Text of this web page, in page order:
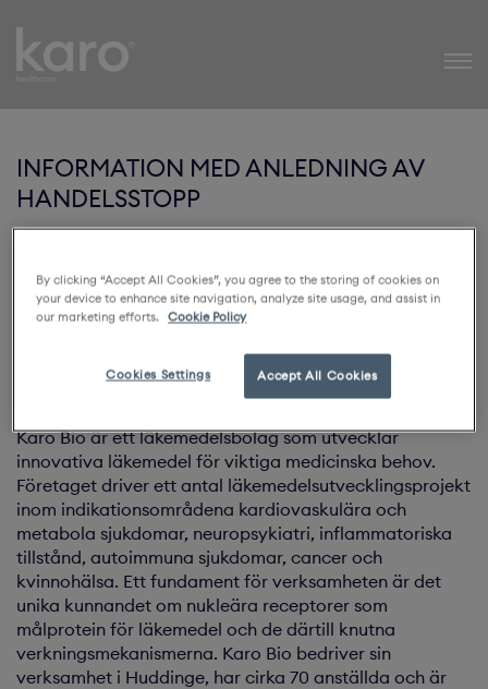
Karo Healthcare
INFORMATION MED ANLEDNING AV
HANDELSSTOPP
information som hör samman med Stockholmsbörsens
beslut att stoppa handeln i aktien.
Karo Bio är ett läkemedelsbolag som utvecklar
innovativa läkemedel för viktiga medicinska behov.
Företaget driver ett antal läkemedelsutvecklingsprojekt
inom indikationsområdena kardiovaskulära och
metabola sjukdomar, neuropsykiatri, inflammatoriska
tillstånd, autoimmuna sjukdomar, cancer och
kvinnohälsa. Ett fundament för verksamheten är det
unika kunnandet om nukleära receptorer som
målprotein för läkemedel och de därtill knutna
verkningsmekanismerna. Karo Bio bedriver sin
verksamhet i Huddinge, har cirka 70 anställda och är
By clicking “Accept All Cookies”, you agree to the storing of cookies on
your device to enhance site navigation, analyze site usage, and assist in
our marketing efforts.
Cookie Policy
Accept All Cookies
Cookies Settings